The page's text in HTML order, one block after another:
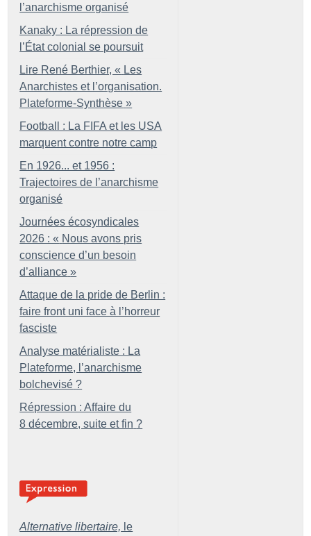
l’anarchisme organisé
Kanaky : La répression de
l’État colonial se poursuit
Lire René Berthier, « Les
Anarchistes et l’organisation.
Plateforme-Synthèse »
Football : La FIFA et les USA
marquent contre notre camp
En 1926... et 1956 :
Trajectoires de l’anarchisme
organisé
Journées écosyndicales
2026 : « Nous avons pris
conscience d’un besoin
d’alliance »
Attaque de la pride de Berlin :
faire front uni face à l’horreur
fasciste
Analyse matérialiste : La
Plateforme, l’anarchisme
bolchevisé ?
Répression : Affaire du
8 décembre, suite et fin ?
Alternative libertaire, le